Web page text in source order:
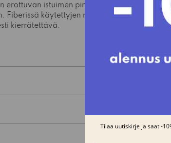
erottuvan istuimen pinnasta, mikä antaa
Fiberissä käytettyjen materiaalien
kierrätettävä.